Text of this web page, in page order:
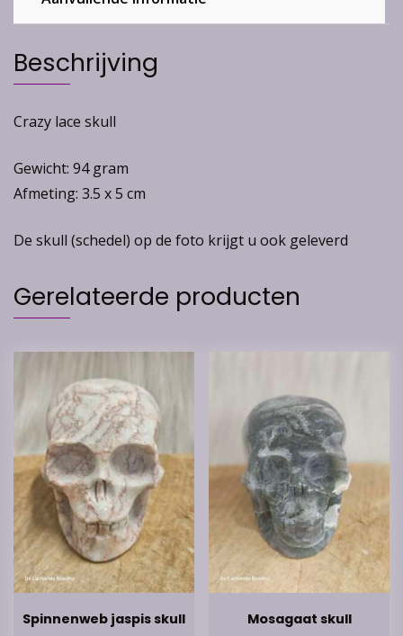
Beschrijving
Crazy lace skull
Gewicht: 94 gram
Afmeting: 3.5 x 5 cm
De skull (schedel) op de foto krijgt u ook geleverd
Gerelateerde producten
Spinnenweb jaspis skull
Mosagaat skull